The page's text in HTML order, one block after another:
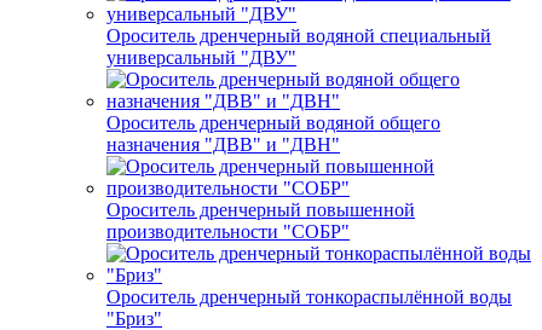
Ороситель дренчерный водяной специальный
универсальный "ДВУ"
Ороситель дренчерный водяной общего
назначения "ДВВ" и "ДВН"
Ороситель дренчерный повышенной
производительности "СОБР"
Ороситель дренчерный тонкораспылённой воды
"Бриз"